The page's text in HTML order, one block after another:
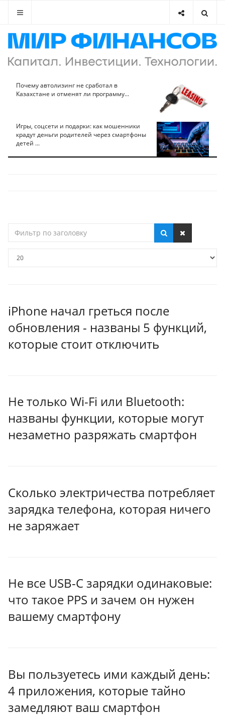
Почему автолизинг не сработал в
Казахстане и отменят ли программу...
Игры, соцсети и подарки: как мошенники
крадут деньги родителей через смартфоны
детей ...
по
iPhone начал греться после
обновления - названы 5 функций,
которые стоит отключить
Не только Wi-Fi или Bluetooth:
названы функции, которые могут
незаметно разряжать смартфон
Сколько электричества потребляет
зарядка телефона, которая ничего
не заряжает
Не все USB-C зарядки одинаковые:
что такое PPS и зачем он нужен
вашему смартфону
Вы пользуетесь ими каждый день:
4 приложения, которые тайно
замедляют ваш смартфон